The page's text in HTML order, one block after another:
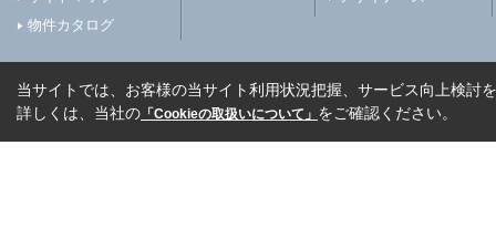
物件カタログ
当サイトでは、お客様の当サイト利用状況把握、サービス向上検討
詳しくは、当社の 「Cookieの取扱いについて」 をご確認ください。